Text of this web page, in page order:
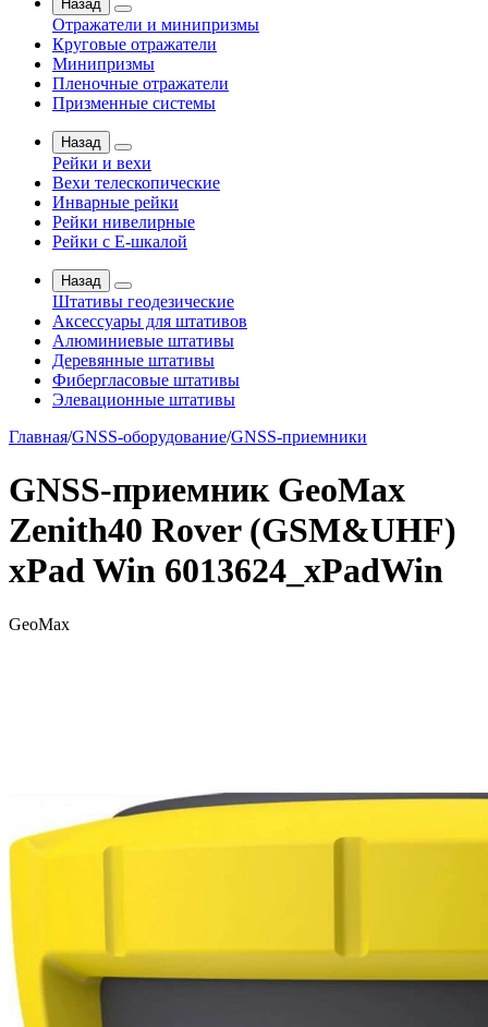
Назад
Отражатели и минипризмы
Круговые отражатели
Минипризмы
Пленочные отражатели
Призменные системы
Назад
Рейки и вехи
Вехи телескопические
Инварные рейки
Рейки нивелирные
Рейки с Е-шкалой
Назад
Штативы геодезические
Аксессуары для штативов
Алюминиевые штативы
Деревянные штативы
Фибергласовые штативы
Элевационные штативы
Главная/GNSS-оборудование/GNSS-приемники
GNSS-приемник GeoMax
Zenith40 Rover (GSM&UHF)
xPad Win 6013624_xPadWin
GeoMax